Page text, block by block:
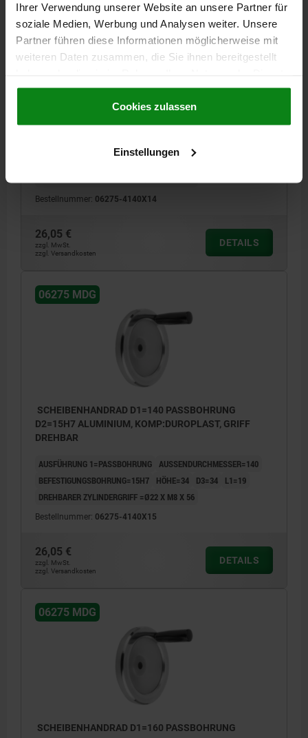
Ihrer Verwendung unserer Website an unsere Partner für
soziale Medien, Werbung und Analysen weiter. Unsere
Partner führen diese Informationen möglicherweise mit
weiteren Daten zusammen, die Sie ihnen bereitgestellt
gesammelt haben.Cookie Richtlinien
Datenschutz|AGB
Cookies zulassen
Einstellungen
D2=14H7 ALUMINIUM, KOMP:DUROPLAST, GRIFF
AUSFÜHRUNG 1=PASSBOHRUNG
AUSSENDURCHMESSER=140
Bestellnummer: 06275-4140X14
26,05 €
zzgl. MwSt.
zzgl. Versandkosten
DETAILS
06275 MDG
SCHEIBENHANDRAD D1=140 PASSBOHRUNG
D2=15H7 ALUMINIUM, KOMP:DUROPLAST, GRIFF
DREHBAR
AUSFÜHRUNG 1=PASSBOHRUNG AUSSENDURCHMESSER=140
BEFESTIGUNGSBOHRUNG=15H7
HÖHE=34 D3=34
L1=19
DREHBARER ZYLINDERGRIFF =Ø22 X M8 X 56
Bestellnummer: 06275-4140X15
26,05 €
zzgl. MwSt.
zzgl. Versandkosten
DETAILS
06275 MDG
SCHEIBENHANDRAD D1=160 PASSBOHRUNG